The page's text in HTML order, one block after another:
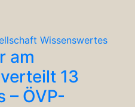
Wissenswertes
am
13
– ÖVP-